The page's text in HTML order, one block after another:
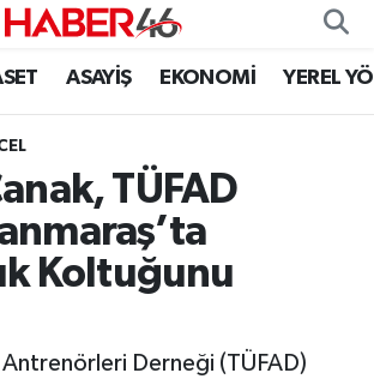
ASAYİŞ EKONOMİ YEREL
TÜFAD
Koltuğunu
Derneği (TÜFAD)
Namaz Vakitleri
Durumu ve Fikstür